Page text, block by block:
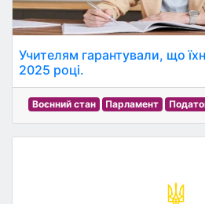
Учителям гарантували, що
2025 році.
Воєнний стан Парламент